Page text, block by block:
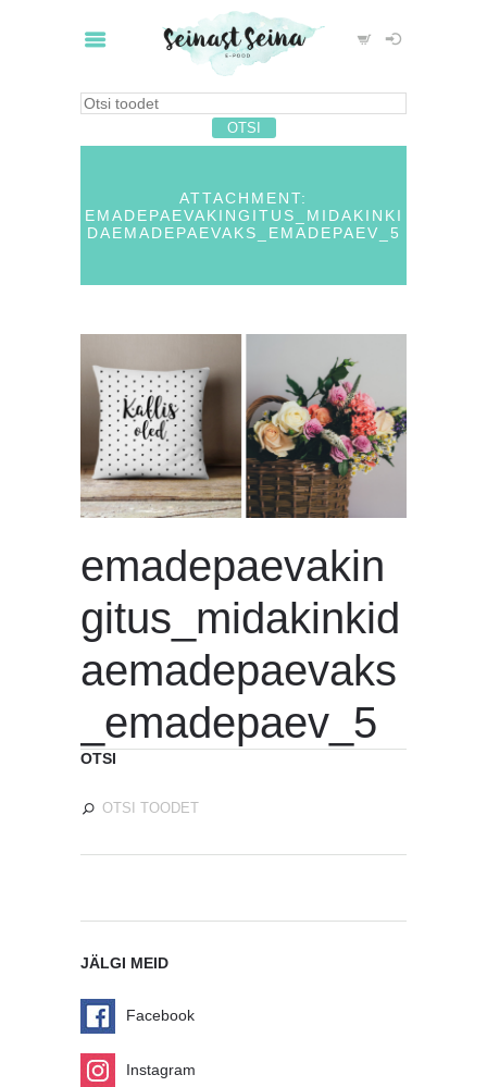
ATTACHMENT:
EMADEPAEVAKINGITUS_MIDAKINKI
DAEMADEPAEVAKS_EMADEPAEV_5
emadepaevakin
gitus_midakinkid
aemadepaevaks
_emadepaev_5
OTSI
JÄLGI MEID
Facebook
Instagram